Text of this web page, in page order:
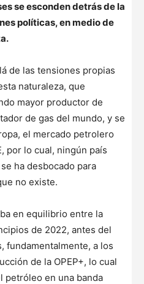
se esconden detrás de la
políticas, en medio de
de las tensiones propias
naturaleza, que
mayor productor de
de gas del mundo, y se
el mercado petrolero
por lo cual, ningún país
ha desbocado para
no existe.
en equilibrio entre la
de 2022, antes del
fundamentalmente, a los
de la OPEP+, lo cual
petróleo en una banda